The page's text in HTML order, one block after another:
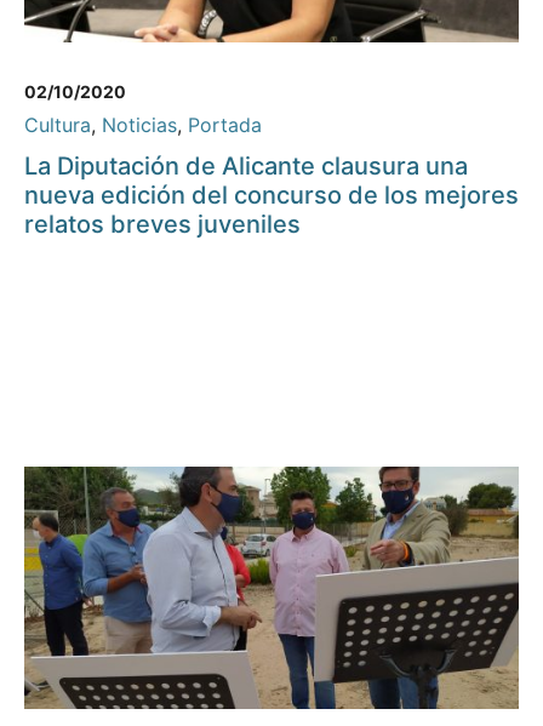
02/10/2020
Cultura, Noticias, Portada
La Diputación de Alicante clausura una
nueva edición del concurso de los mejores
relatos breves juveniles